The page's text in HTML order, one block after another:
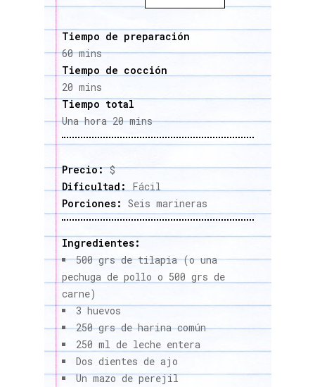
Tiempo de preparación
60 mins
Tiempo de cocción
20 mins
Tiempo total
Una hora 20 mins
Precio:$
Dificultad:Fácil
Porciones: Seis marineras
Ingredientes:
500 grs de tilapia (o una
pechuga de pollo o 500 grs de
carne)
3 huevos
250 grs de harina común
250 ml de leche entera
Dos dientes de ajo
Un mazo de perejil